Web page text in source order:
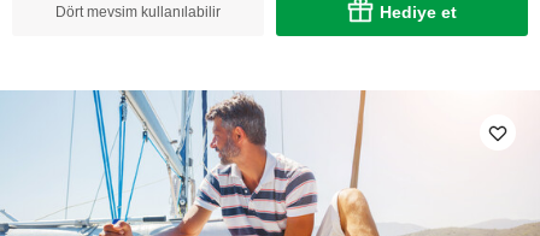
Dört mevsim kullanılabilir Hediye et